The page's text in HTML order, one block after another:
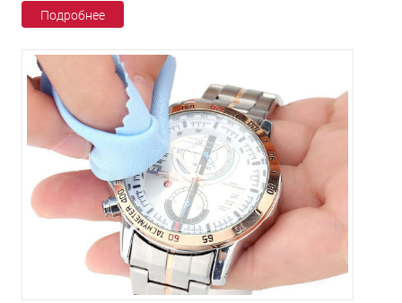
Подробнее